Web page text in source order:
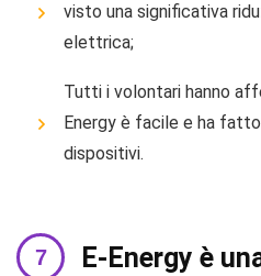
visto una significativa
elettrica;
Tutti i volontari hanno
Energy è facile e ha
dispositivi.
E-Energy è